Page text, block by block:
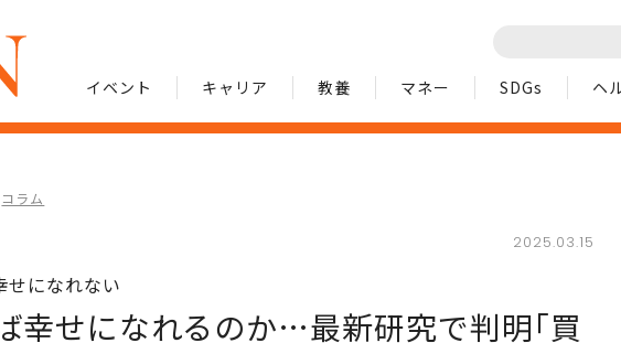
イベント キャリア 教養 マネー SDGs ヘ
コラム
2025.03.15
せになれない
幸せになれるのか…最新研究で判明｢買